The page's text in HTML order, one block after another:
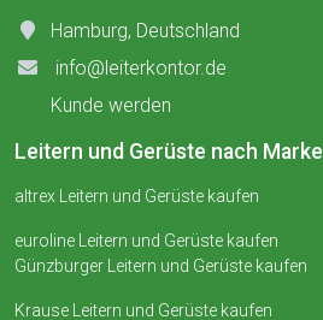
Hamburg, Deutschland
info@leiterkontor.de
Kunde werden
Leitern und Gerüste nach Marke
altrex Leitern und Gerüste kaufen
euroline Leitern und Gerüste kaufen
Günzburger Leitern und Gerüste kaufen
Krause Leitern und Gerüste kaufen